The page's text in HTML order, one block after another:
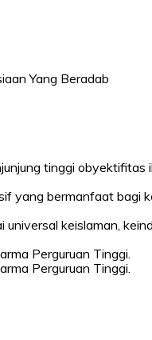
Yang Beradab
tinggi obyektifitas
yang bermanfaat bagi
keislaman,
Perguruan Tinggi.
Perguruan Tinggi.